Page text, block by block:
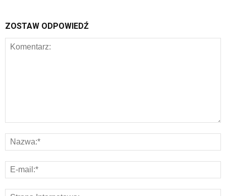
ZOSTAW ODPOWIEDŹ